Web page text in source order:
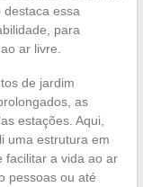
destaca essa
para
ar livre.
de jardim
as
estações. Aqui,
uma estrutura em
facilitar a vida ao ar
pessoas ou até